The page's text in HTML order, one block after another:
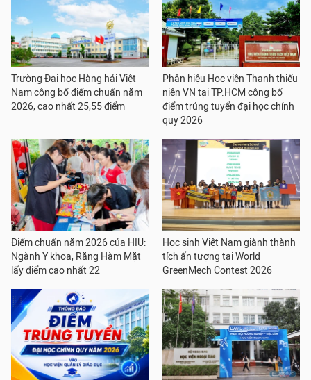
Trường Đại học Hàng hải Việt
Nam công bố điểm chuẩn năm
2026, cao nhất 25,55 điểm
Phân hiệu Học viện Thanh thiếu
niên VN tại TP.HCM công bố
điểm trúng tuyển đại học chính
quy 2026
Điểm chuẩn năm 2026 của HIU:
Ngành Y khoa, Răng Hàm Mặt
lấy điểm cao nhất 22
Học sinh Việt Nam giành thành
tích ấn tượng tại World
GreenMech Contest 2026